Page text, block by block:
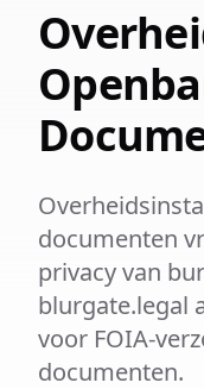
documenten
privacy van
blurgate.legal
voor FOIA-
documenten.